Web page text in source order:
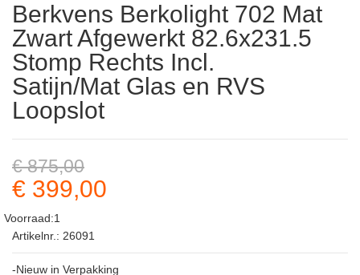
Berkvens Berkolight 702 Mat
Zwart Afgewerkt 82.6x231.5
Stomp Rechts Incl.
Satijn/Mat Glas en RVS
Loopslot
€ 875,00
€ 399,00
Voorraad:1
Artikelnr.: 26091
-Nieuw in Verpakking